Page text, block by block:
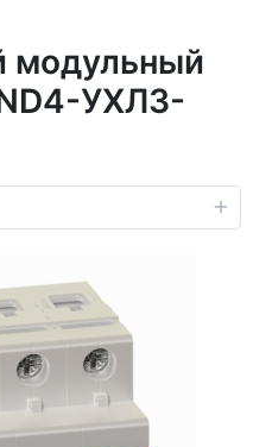
модульный
УХЛ3-